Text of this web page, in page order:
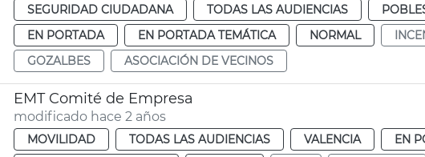
SEGURIDAD CIUDADANA TODAS LAS AUDIENCIAS
EN PORTADA
EN PORTADA TEMÁTICA NORMAL
GOZALBES
ASOCIACIÓN DE VECINOS
EMT Comité de Empresa
modificado hace 2 años
MOVILIDAD TODAS LAS AUDIENCIAS VALENCIA
EN